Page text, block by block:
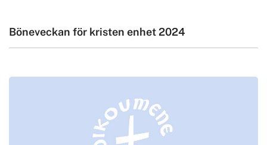
Böneveckan för kristen enhet 2024